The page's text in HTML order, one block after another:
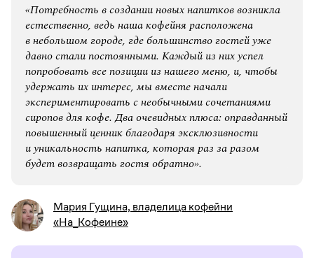
«Потребность в создании новых напитков возникла
естественно, ведь наша кофейня расположена
в небольшом городе, где большинство гостей уже
давно стали постоянными. Каждый из них успел
попробовать все позиции из нашего меню, и, чтобы
удержать их интерес, мы вместе начали
экспериментировать с необычными сочетаниями
сиропов для кофе. Два очевидных плюса: оправданный
повышенный ценник благодаря эксклюзивности
и уникальность напитка, которая раз за разом
будет возвращать гостя обратно».
Мария Гущина, владелица кофейни
«На_Кофеине»